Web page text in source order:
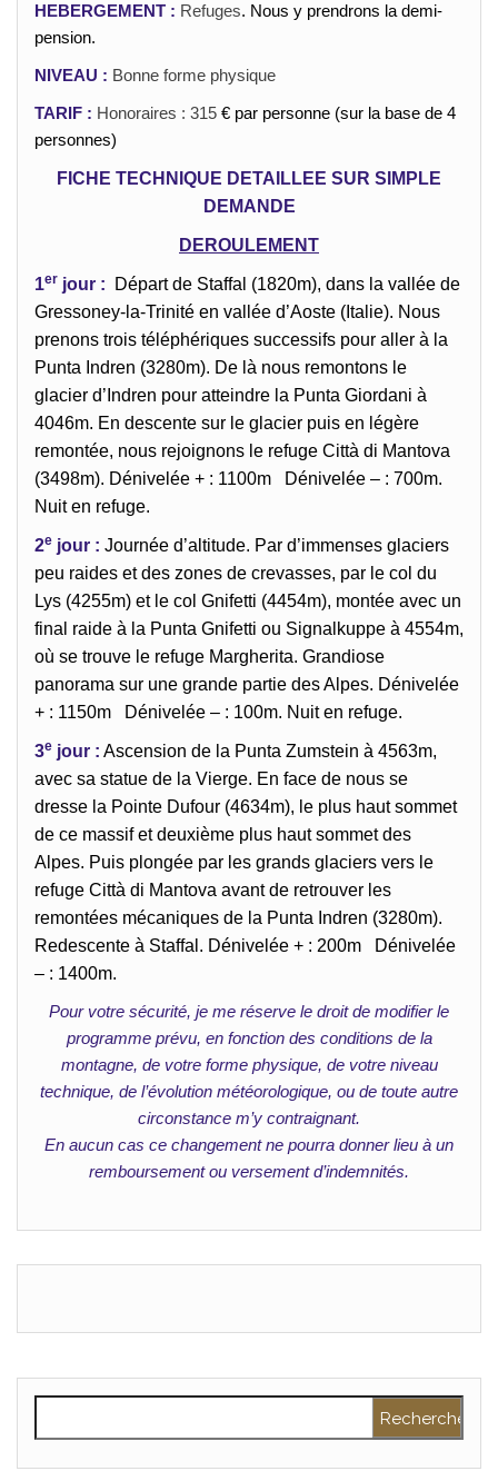
HEBERGEMENT : Refuges. Nous y prendrons la demi-
pension.
NIVEAU : Bonne forme physique
TARIF : Honoraires : 315 € par personne (sur la base de 4
personnes)
FICHE TECHNIQUE DETAILLEE SUR SIMPLE
DEMANDE
DEROULEMENT
1er jour :
Départ de Staffal (1820m), dans la vallée de
Gressoney-la-Trinité en vallée d’Aoste (Italie). Nous
prenons trois téléphériques successifs pour aller à la
Punta Indren (3280m). De là nous remontons le
glacier d’Indren pour atteindre la Punta Giordani à
4046m. En descente sur le glacier puis en légère
remontée, nous rejoignons le refuge Città di Mantova
(3498m). Dénivelée + : 1100m Dénivelée – : 700m.
Nuit en refuge.
2e jour : Journée d’altitude. Par d’immenses glaciers
peu raides et des zones de crevasses, par le col du
Lys (4255m) et le col Gnifetti (4454m), montée avec un
final raide à la Punta Gnifetti ou Signalkuppe à 4554m,
où se trouve le refuge Margherita. Grandiose
panorama sur une grande partie des Alpes. Dénivelée
+ : 1150m Dénivelée – : 100m. Nuit en refuge.
3e jour : Ascension de la Punta Zumstein à 4563m,
avec sa statue de la Vierge. En face de nous se
dresse la Pointe Dufour (4634m), le plus haut sommet
de ce massif et deuxième plus haut sommet des
Alpes. Puis plongée par les grands glaciers vers le
refuge Città di Mantova avant de retrouver les
remontées mécaniques de la Punta Indren (3280m).
Redescente à Staffal. Dénivelée + : 200m Dénivelée
– : 1400m.
Pour votre sécurité, je me réserve le droit de modifier le
programme prévu, en fonction des conditions de la
montagne, de votre forme physique, de votre niveau
technique, de l’évolution météorologique, ou de toute autre
circonstance m’y contraignant.
En aucun cas ce changement ne pourra donner lieu à un
remboursement ou versement d’indemnités.